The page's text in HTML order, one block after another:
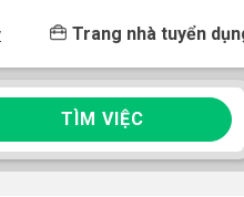
Trang nhà tuyển
TÌM VIỆC